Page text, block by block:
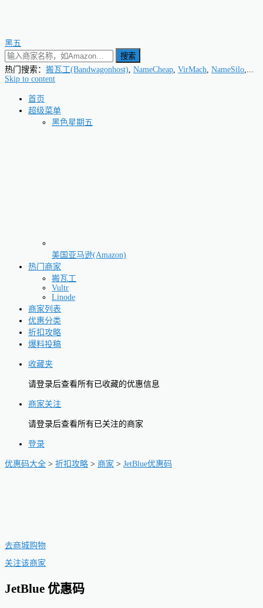
黑五
搜索
热门搜索： 搬瓦工(Bandwagonhost), NameCheap, VirMach, NameSilo,...
Skip to content
首页
超级菜单
黑色星期五
美国亚马逊(Amazon)
热门商家
搬瓦工
Vultr
Linode
商家列表
优惠分类
折扣攻略
爆料投稿
收藏夹
请登录后查看所有已收藏的优惠信息
商家关注
请登录后查看所有已关注的商家
登录
优惠码大全 > 折扣攻略 > 商家 > JetBlue优惠码
去商城购物
关注该商家
JetBlue 优惠码